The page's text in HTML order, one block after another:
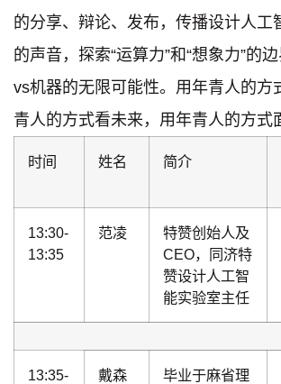
的分享、辩论、发布，传播设计人工
的声音，探索“运算力”和“想象力”的
vs机器的无限可能性。用年青人的方
青人的方式看未来，用年青人的方式
时间 姓名 简介
13:30-
13:35
范凌
特赞创始人及
CEO，同济特
赞设计人工智
能实验室主任
13:35-
戴森
毕业于麻省理